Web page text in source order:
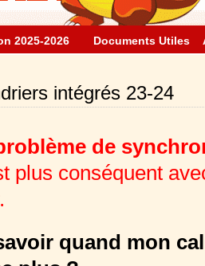
2025-2026 Documents Utiles
intégrés 23-24
de
plus conséquent
quand mon